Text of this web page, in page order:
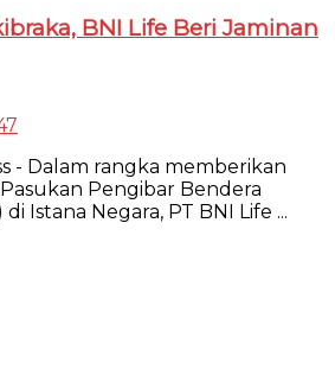
BNI Life Beri Jaminan
- Dalam rangka memberikan
Pengibar Bendera
Istana Negara, PT BNI Life ...